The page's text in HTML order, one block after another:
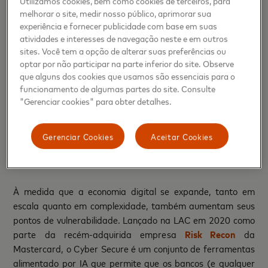
de suprimentos“, afirma Jorge Arbesú, Vice-Presidente
Sênior de Cyber ​​e Inteligência da Mastercard. “Como uma
empresa de tecnologia no mundo dos pagamentos, a
confiança e a garantia são fundamentais para nós”,
acrescenta.
Na LAC, a abordagem de segurança cibernética da
Mastercard está focada em enfrentar os desafios da
economia digital:
1.- Protegendo o ecossistema digital com Inteligência
Artificial
À medida que a economia digital se expande, tanto em
escala quanto em complexidade, também aumentam seus
pontos de vulnerabilidade. Lançado na LAC em 2020 como
parte da recém-adquirida empresa Risk Recon da
Mastercard, o Cyber ​​Secure é um conjunto de ferramentas
alimentado por IA que permite que os bancos (e qualquer
melhorar o site, medir nosso público, aprimorar sua
experiência e fornecer publicidade com base em suas
atividades e interesses de navegação neste e em outros
sites. Você tem a opção de alterar suas preferências ou
optar por não participar na parte inferior do site. Observe
que alguns dos cookies que usamos são essenciais para o
funcionamento de algumas partes do site. Consulte
"Gerenciar cookies" para obter detalhes.
Aceitar Cookies
Gerenciar Cookies